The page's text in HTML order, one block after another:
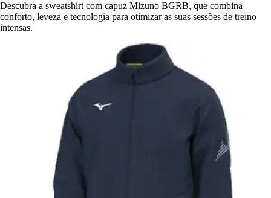
Descubra a sweatshirt com capuz Mizuno BGRB, que combina
conforto, leveza e tecnologia para otimizar as suas sessões de treino
intensas.